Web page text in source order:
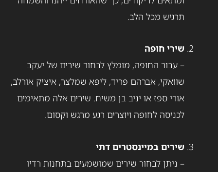
תרגיש מכל הלב.
שירי חופה
– עבור החופה, מומלץ לבחור שירים של יעקב
שוואקי, אברהם פריד, ליפא שמלצר, איציק אורלב,
אורי ספז או יניב בן משיח. שירים אלה מתאימים
לכניסה לחופה ויוצרים רגע מרגש וקסום.
שירים במיינסטרים דתי
– ניתן לבחור שירים שמושמעים בתחנות רדיו